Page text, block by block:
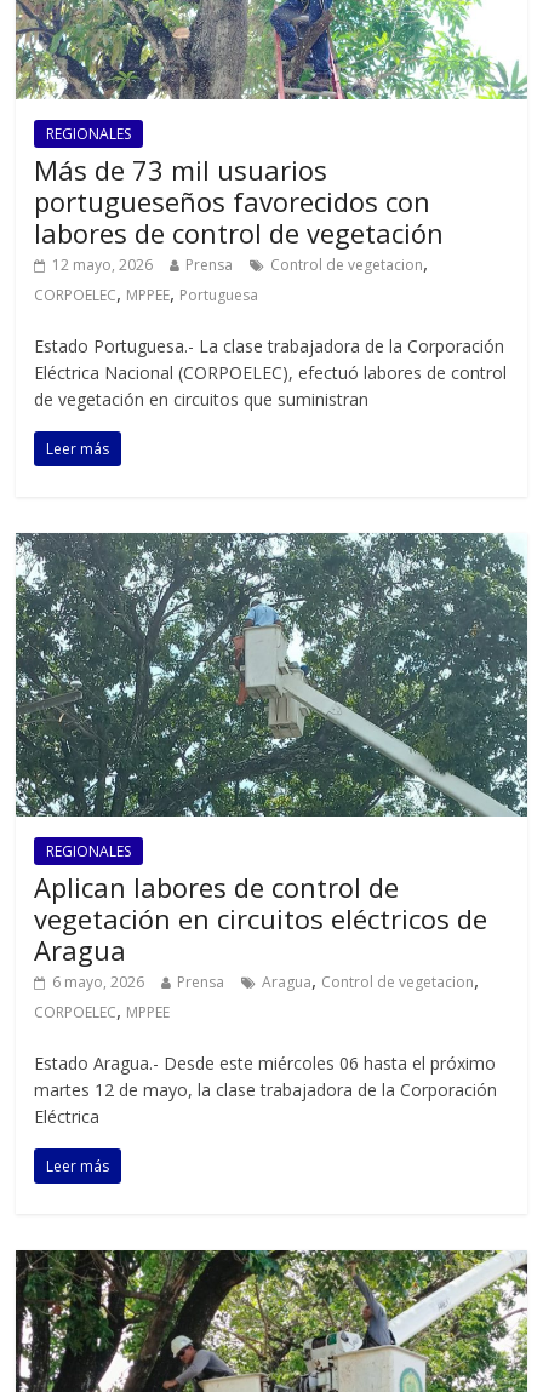
REGIONALES
Más de 73 mil usuarios
portugueseños favorecidos con
labores de control de vegetación
12 mayo, 2026 Prensa Control de vegetacion,
CORPOELEC, MPPEE, Portuguesa
Estado Portuguesa.- La clase trabajadora de la Corporación
Eléctrica Nacional (CORPOELEC), efectuó labores de control
de vegetación en circuitos que suministran
Leer más
REGIONALES
Aplican labores de control de
vegetación en circuitos eléctricos de
Aragua
6 mayo, 2026 Prensa Aragua, Control de vegetacion,
CORPOELEC, MPPEE
Estado Aragua.- Desde este miércoles 06 hasta el próximo
martes 12 de mayo, la clase trabajadora de la Corporación
Eléctrica
Leer más